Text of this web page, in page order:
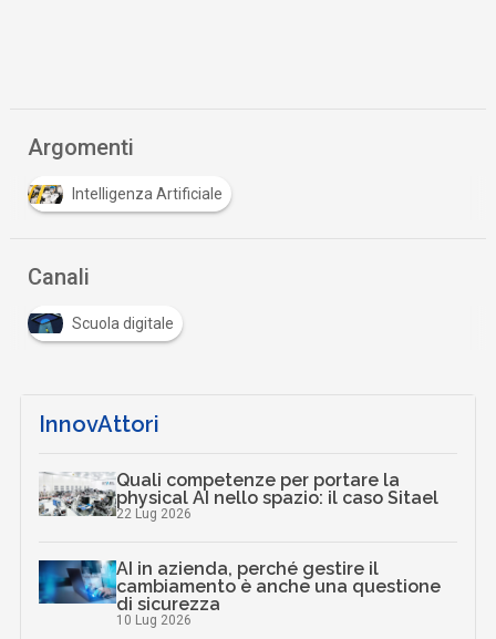
Argomenti
Intelligenza Artificiale
Canali
Scuola digitale
InnovAttori
Quali competenze per portare la
physical AI nello spazio: il caso Sitael
22 Lug 2026
AI in azienda, perché gestire il
cambiamento è anche una questione
di sicurezza
10 Lug 2026